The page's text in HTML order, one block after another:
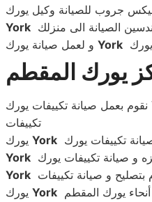
جروب للصيانة وكيل يورك
York
York
يورك المقطم
تكييفات
York تكييفات يورك
York و صيانة تكييفات يورك
York
York يورك المقطم